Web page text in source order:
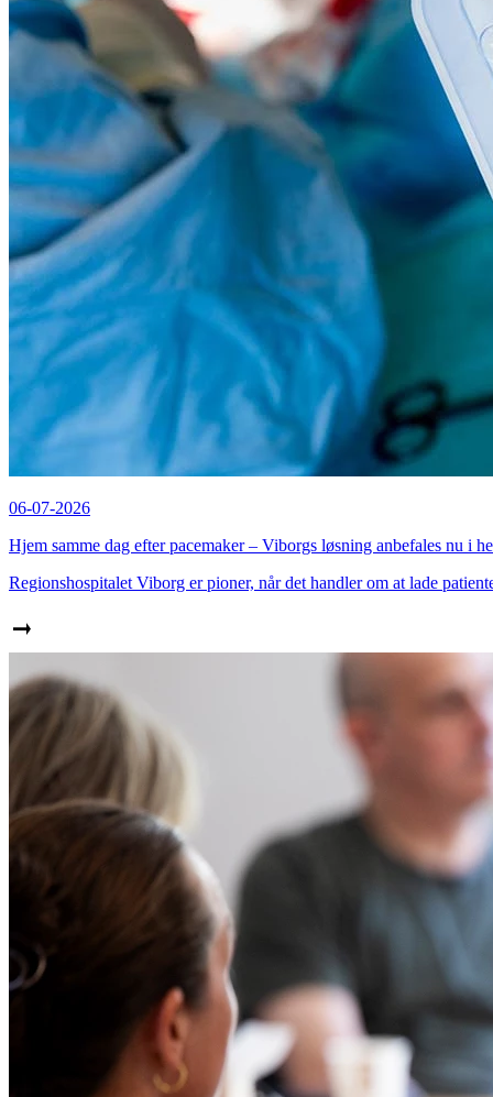
06-07-2026
Hjem samme dag efter pacemaker – Viborgs løsning anbefales nu i
Regionshospitalet Viborg er pioner, når det handler om at lade